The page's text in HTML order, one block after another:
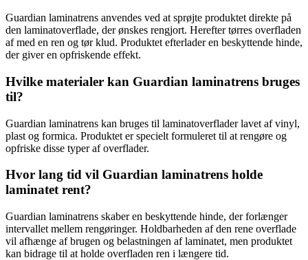
Guardian laminatrens anvendes ved at sprøjte produktet direkte på
den laminatoverflade, der ønskes rengjort. Herefter tørres overfladen
af med en ren og tør klud. Produktet efterlader en beskyttende hinde,
der giver en opfriskende effekt.
Hvilke materialer kan Guardian laminatrens bruges
til?
Guardian laminatrens kan bruges til laminatoverflader lavet af vinyl,
plast og formica. Produktet er specielt formuleret til at rengøre og
opfriske disse typer af overflader.
Hvor lang tid vil Guardian laminatrens holde
laminatet rent?
Guardian laminatrens skaber en beskyttende hinde, der forlænger
intervallet mellem rengøringer. Holdbarheden af den rene overflade
vil afhænge af brugen og belastningen af laminatet, men produktet
kan bidrage til at holde overfladen ren i længere tid.